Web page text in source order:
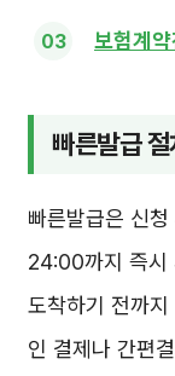
보험계
빠른발급 절
빠른발급은 신
24:00까지 즉시
도착하기 전까
인 결제나 간편